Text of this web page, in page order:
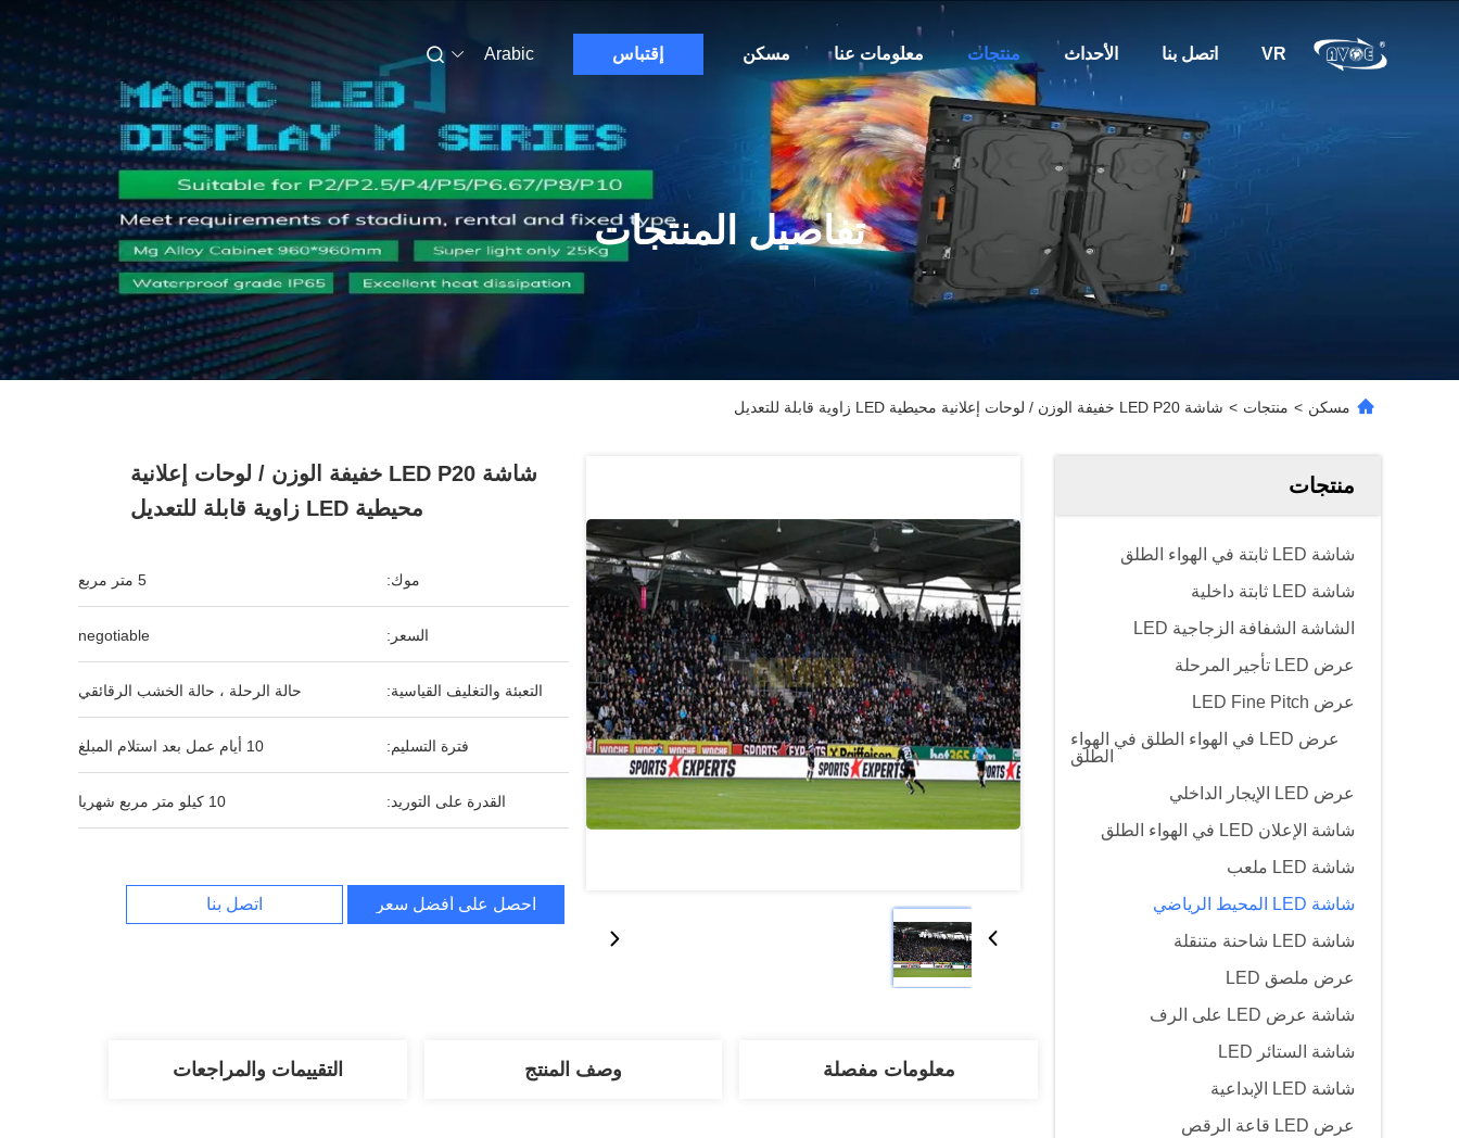
مسكن معلومات عنا منتجات الأحداث اتصل بنا VR إقتباس Arabic
تفاصيل المنتجات
مسكن > منتجات > شاشة LED P20 خفيفة الوزن / لوحات إعلانية محيطية LED زاوية قابلة للتعديل
منتجات
شاشة LED ثابتة في الهواء الطلق
شاشة LED ثابتة داخلية
الشاشة الشفافة الزجاجية LED
عرض LED تأجير المرحلة
عرض LED Fine Pitch
عرض LED في الهواء الطلق في الهواء
الطلق
عرض LED الإيجار الداخلي
شاشة الإعلان LED في الهواء الطلق
شاشة LED ملعب
شاشة LED المحيط الرياضي
شاشة LED شاحنة متنقلة
عرض ملصق LED
شاشة عرض LED على الرف
شاشة الستائر LED
شاشة LED الإبداعية
عرض LED قاعة الرقص
شاشة LED P20 خفيفة الوزن / لوحات إعلانية
محيطية LED زاوية قابلة للتعديل
موك: 5 متر مربع
السعر: negotiable
التعبئة والتغليف القياسية: حالة الرحلة ، حالة الخشب الرقائقي
فترة التسليم: 10 أيام عمل بعد استلام المبلغ
القدرة على التوريد: 10 كيلو متر مربع شهريا
احصل على أفضل سعر اتصل بنا
معلومات مفصلة وصف المنتج التقييمات والمراجعات